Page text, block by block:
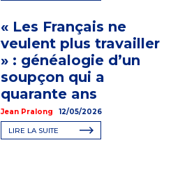
« Les Français ne
veulent plus travailler
» : généalogie d’un
soupçon qui a
quarante ans
Jean Pralong 12/05/2026
LIRE LA SUITE